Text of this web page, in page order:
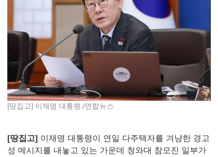
[땅집고] 이재명 대통령./연합뉴스
[땅집고] 이재명 대통령이 연일 다주택자를 겨냥한 경고
성 메시지를 내놓고 있는 가운데 청와대 참모진 일부가